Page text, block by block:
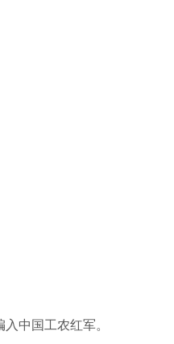
中国工农红军。